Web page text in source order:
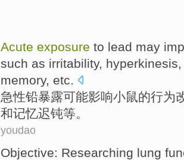
Acute exposure to lead may
such as irritability, hyperkinesis
memory, etc.
急性铅暴露可能影响小鼠的行为
和记忆迟钝等。
youdao
Objective: Researching lung